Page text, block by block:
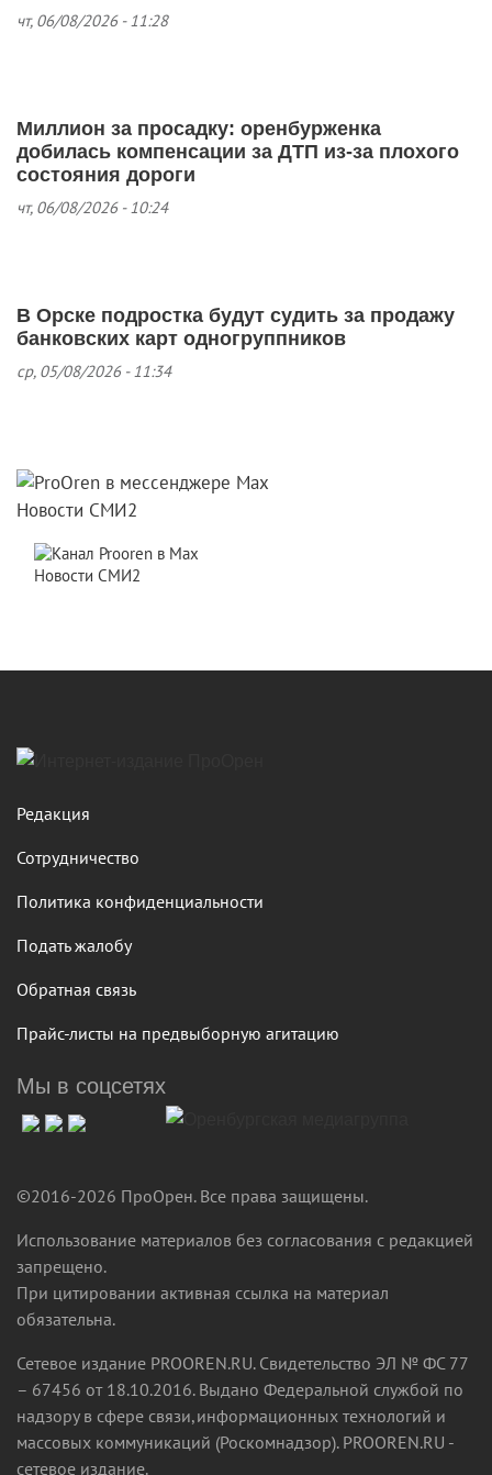
чт, 06/08/2026 - 11:28
Миллион за просадку: оренбурженка
добилась компенсации за ДТП из‑за плохого
состояния дороги
чт, 06/08/2026 - 10:24
В Орске подростка будут судить за продажу
банковских карт одногруппников
ср, 05/08/2026 - 11:34
Новости СМИ2
Новости СМИ2
Редакция
Сотрудничество
Политика конфиденциальности
Подать жалобу
Обратная связь
Прайс-листы на предвыборную агитацию
Мы в соцсетях
©2016-2026 ПроОрен. Все права защищены.
Использование материалов без согласования с редакцией
запрещено.
При цитировании активная ссылка на материал
обязательна.
Сетевое издание PROOREN.RU. Свидетельство ЭЛ № ФС 77
– 67456 от 18.10.2016. Выдано Федеральной службой по
надзору в сфере связи,информационных технологий и
массовых коммуникаций (Роскомнадзор). PROOREN.RU -
сетевое издание.